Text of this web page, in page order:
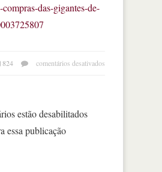
das-gigantes-de-
824 comentários desativados
estão desabilitados
essa publicação